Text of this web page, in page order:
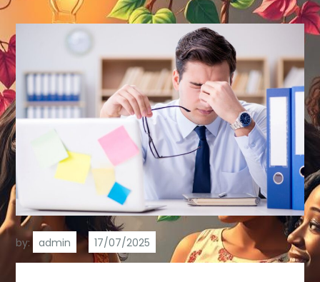
by: admin